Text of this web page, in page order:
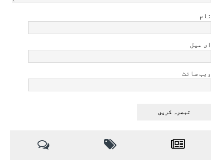
نام
ای میل
ویب سائٹ